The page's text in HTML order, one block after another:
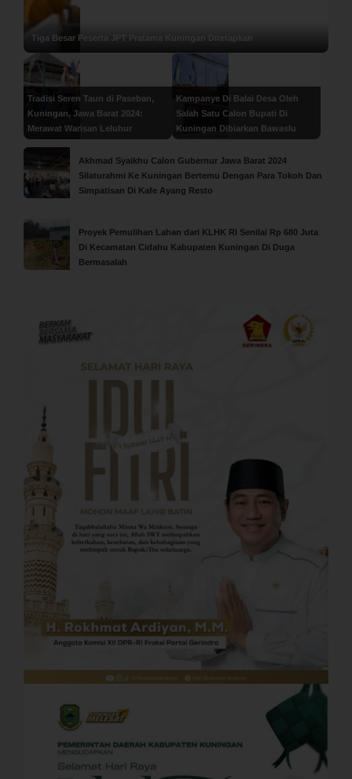
Tiga Besar Peserta JPT Pratama Kuningan Ditetapkan
Tradisi Seren Taun di Paseban,
Kuningan, Jawa Barat 2024:
Merawat Warisan Leluhur
Kampanye Di Balai Desa Oleh
Salah Satu Calon Bupati Di
Kuningan Dibiarkan Bawaslu
Akhmad Syaikhu Calon Gubernur Jawa Barat 2024
Silaturahmi Ke Kuningan Bertemu Dengan Para Tokoh Dan
Simpatisan Di Kafe Ayang Resto
Proyek Pemulihan Lahan dari KLHK RI Senilai Rp 680 Juta
Di Kecamatan Cidahu Kabupaten Kuningan Di Duga
Bermasalah